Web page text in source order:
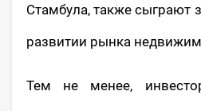
Стамбула, также сыграют
развитии рынка
Тем не менее,